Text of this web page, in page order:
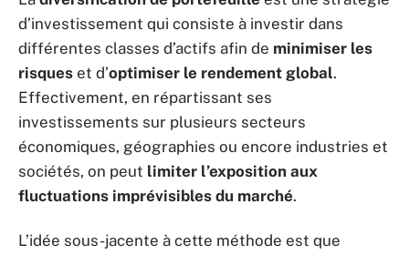
d’investissement qui consiste à investir dans
différentes classes d’actifs afin de minimiser les
risques et d’optimiser le rendement global.
Effectivement, en répartissant ses
investissements sur plusieurs secteurs
économiques, géographies ou encore industries et
sociétés, on peut limiter l’exposition aux
fluctuations imprévisibles du marché.
L’idée sous-jacente à cette méthode est que